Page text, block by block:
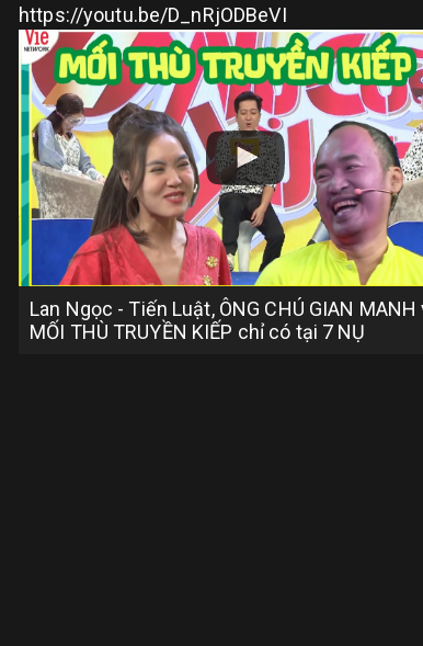
https://youtu.be/D_nRjODBeVI
Lan Ngọc - Tiến Luật, ÔNG CHÚ GIAN MANH
MỐI THÙ TRUYỀN KIẾP chỉ có tại 7 NỤ